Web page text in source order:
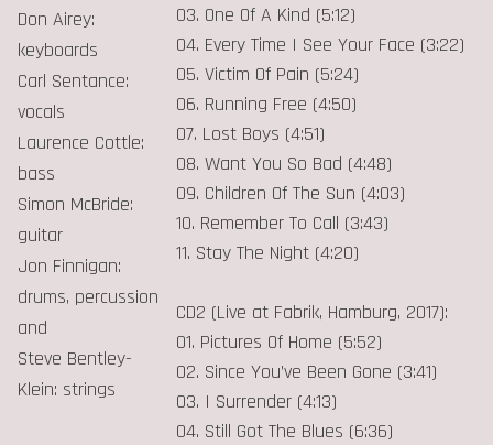
03. One Of A Kind (5:12)
04. Every Time I See Your Face (3:22)
05. Victim Of Pain (5:24)
06. Running Free (4:50)
07. Lost Boys (4:51)
08. Want You So Bad (4:48)
09. Children Of The Sun (4:03)
10. Remember To Call (3:43)
11. Stay The Night (4:20)
CD2 (Live at Fabrik, Hamburg, 2017):
01. Pictures Of Home (5:52)
02. Since You’ve Been Gone (3:41)
03. I Surrender (4:13)
04. Still Got The Blues (6:36)
Don Airey:
keyboards
Carl Sentance:
vocals
Laurence Cottle:
bass
Simon McBride:
guitar
Jon Finnigan:
drums, percussion
and
Steve Bentley-
Klein: strings